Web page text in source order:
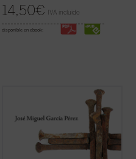
14,50€ IVA incluido
disponible en ebook:
pasión de Cristo que aparecen en los
llamativas diferencias, incluso
contradicciones, entre algunos de los
pasajes narrados en ellos. El autor de este
libro ofrece, ...(ver ficha)